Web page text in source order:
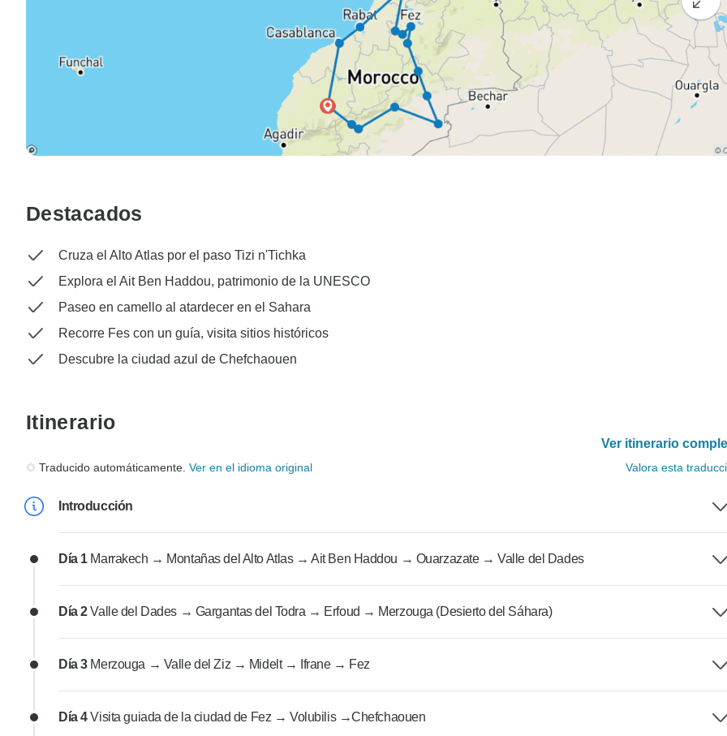
Destacados
Cruza el Alto Atlas por el paso Tizi n'Tichka
Explora el Ait Ben Haddou, patrimonio de la UNESCO
Paseo en camello al atardecer en el Sahara
Recorre Fes con un guía, visita sitios históricos
Descubre la ciudad azul de Chefchaouen
Itinerario
Ver itinerario
Traducido automáticamente. Ver en el idioma original Valora esta
Introducción
Día 1 Marrakech → Montañas del Alto Atlas → Ait Ben Haddou → Ouarzazate → Valle del Dades
Día 2Valle del Dades → Gargantas del Todra → Erfoud → Merzouga (Desierto del Sáhara)
Día 3 Merzouga → Valle del Ziz → Midelt → Ifrane → Fez
Día 4Visita guiada de la ciudad de Fez → Volubilis →Chefchaouen